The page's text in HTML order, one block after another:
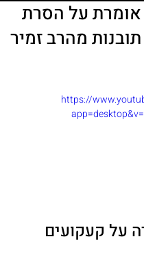
על הסרת
מהרב זמיר
https://
על קעקועים